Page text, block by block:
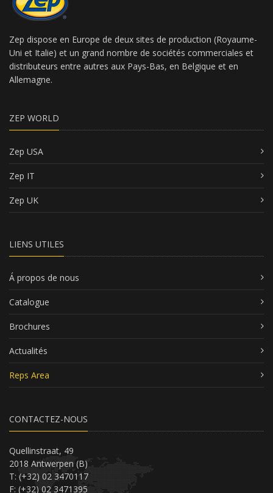
Zep dispose en Europe de deux sites de production (Royaume-
Uni et Italie) et un grand nombre de sociétés commerciales et
distributeurs entre autres aux Pays-Bas, en Belgique et en
Allemagne.
ZEP WORLD
Zep USA
Zep IT
Zep UK
LIENS UTILES
Á propos de nous
Catalogue
Brochures
Actualités
Reps Area
CONTACTEZ-NOUS
Quellinstraat, 49
2018 Antwerpen (B)
T: (+32) 02 3470117
F: (+32) 02 3471395